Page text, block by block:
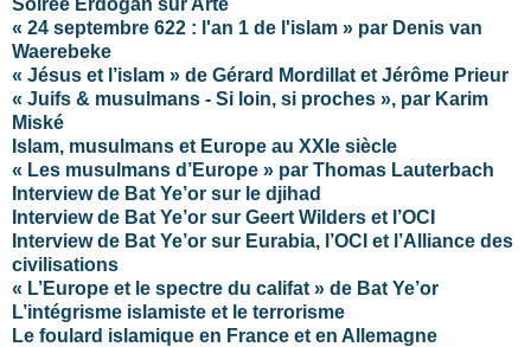
« 24 septembre 622 : l'an 1 de l'islam » par Denis van
Waerebeke
« Jésus et l’islam » de Gérard Mordillat et Jérôme Prieur
« Juifs & musulmans - Si loin, si proches », par Karim
Miské
Islam, musulmans et Europe au XXIe siècle
« Les musulmans d’Europe » par Thomas Lauterbach
Interview de Bat Ye’or sur le djihad
Interview de Bat Ye’or sur Geert Wilders et l’OCI
Interview de Bat Ye’or sur Eurabia, l’OCI et l’Alliance des
civilisations
« L’Europe et le spectre du califat » de Bat Ye’or
L’intégrisme islamiste et le terrorisme
Le foulard islamique en France et en Allemagne